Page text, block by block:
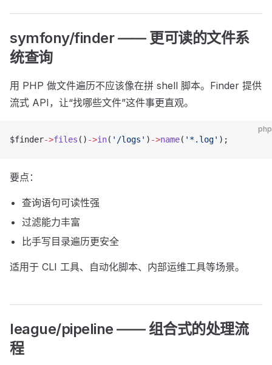
symfony/finder —— 更可读的文件系
统查询
用 PHP 做文件遍历不应该像在拼 shell 脚本。Finder 提供
流式 API，让“找哪些文件”这件事更直观。
php
$finder->files () ->in( '/logs' ) ->name( '*.log' );
要点：
查询语句可读性强
过滤能力丰富
比手写目录遍历更安全
适用于 CLI 工具、自动化脚本、内部运维工具等场景。
league/pipeline —— 组合式的处理流
程